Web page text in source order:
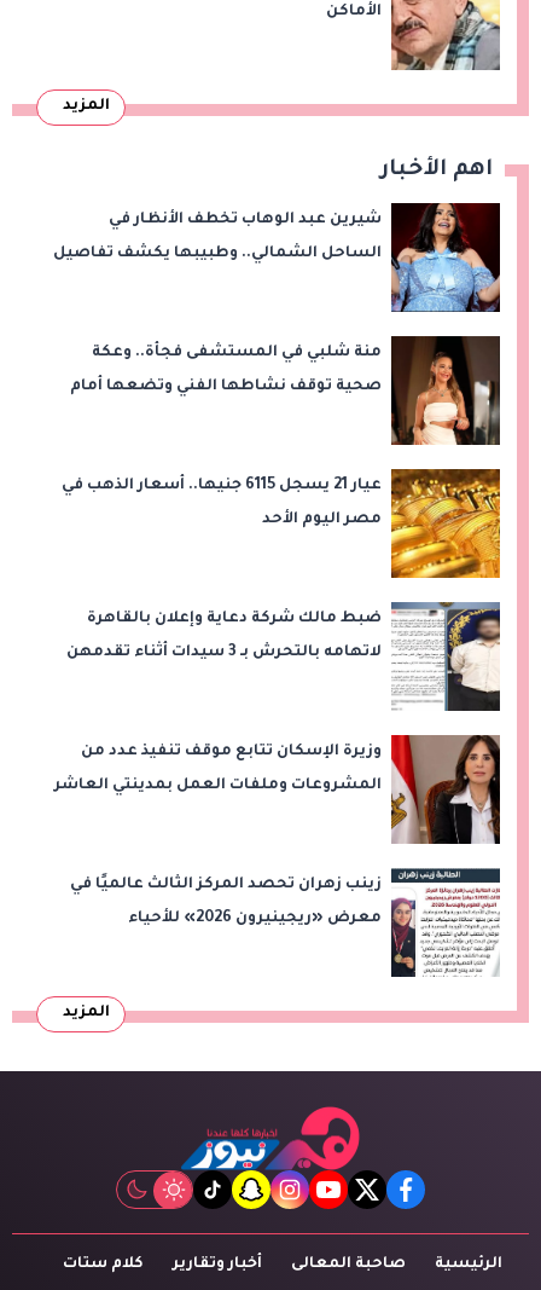
الأماكن
المزيد
اهم الأخبار
شيرين عبد الوهاب تخطف الأنظار في
الساحل الشمالي.. وطبيبها يكشف تفاصيل
منة شلبي في المستشفى فجأة.. وعكة
صحية توقف نشاطها الفني وتضعها أمام
عيار 21 يسجل 6115 جنيها.. أسعار الذهب في
مصر اليوم الأحد
ضبط مالك شركة دعاية وإعلان بالقاهرة
لاتهامه بالتحرش بـ 3 سيدات أثناء تقدمهن
وزيرة الإسكان تتابع موقف تنفيذ عدد من
المشروعات وملفات العمل بمدينتي العاشر
زينب زهران تحصد المركز الثالث عالميًا في
معرض «ريجينيرون 2026» للأحياء
المزيد
facebook
twitter
youtube
instagram
snapchat
tiktok
الرئيسية صاحبة المعالى أخبار وتقارير كلام ستات